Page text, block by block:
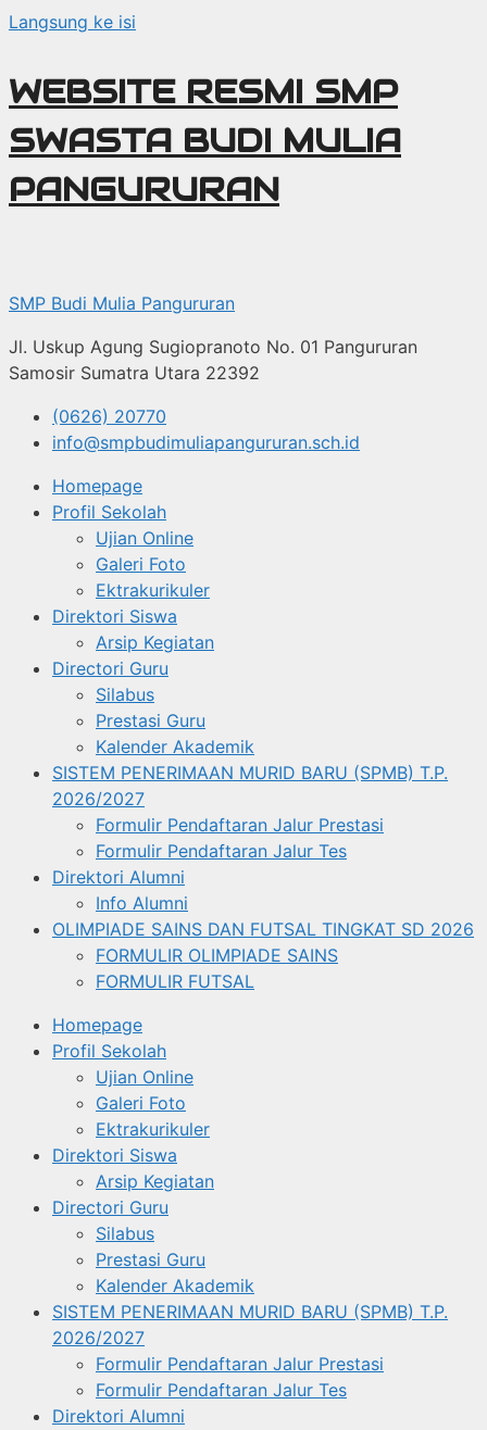
Langsung ke isi
WEBSITE RESMI SMP
SWASTA BUDI MULIA
PANGURURAN
SMP Budi Mulia Pangururan
Jl. Uskup Agung Sugiopranoto No. 01 Pangururan
Samosir Sumatra Utara 22392
(0626) 20770
info@smpbudimuliapangururan.sch.id
Homepage
Profil Sekolah
Ujian Online
Galeri Foto
Ektrakurikuler
Direktori Siswa
Arsip Kegiatan
Directori Guru
Silabus
Prestasi Guru
Kalender Akademik
SISTEM PENERIMAAN MURID BARU (SPMB) T.P.
2026/2027
Formulir Pendaftaran Jalur Prestasi
Formulir Pendaftaran Jalur Tes
Direktori Alumni
Info Alumni
OLIMPIADE SAINS DAN FUTSAL TINGKAT SD 2026
FORMULIR OLIMPIADE SAINS
FORMULIR FUTSAL
Homepage
Profil Sekolah
Ujian Online
Galeri Foto
Ektrakurikuler
Direktori Siswa
Arsip Kegiatan
Directori Guru
Silabus
Prestasi Guru
Kalender Akademik
SISTEM PENERIMAAN MURID BARU (SPMB) T.P.
2026/2027
Formulir Pendaftaran Jalur Prestasi
Formulir Pendaftaran Jalur Tes
Direktori Alumni